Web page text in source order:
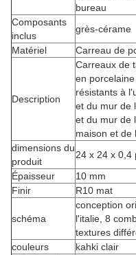
bureau
Composants
inclus
grès-cérame
Matériel
Carreau de
Description
Carreaux de
en
résistants à
et du mur de
et du mur de
maison et de
dimensions du
produit
24 x 24 x 0,4
Épaisseur
10 mm
Finir
R10 mat
schéma
conception
l'italie, 8
textures
couleurs
kahki clair